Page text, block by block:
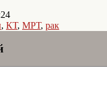
, КТ, МРТ, рак